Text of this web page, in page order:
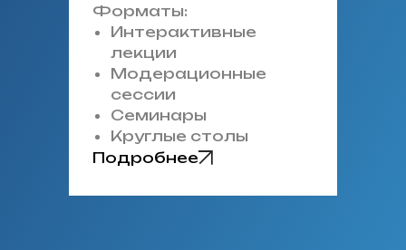
Форматы:
Интерактивные
лекции
Модерационные
сессии
Семинары
Круглые столы
Подробнее